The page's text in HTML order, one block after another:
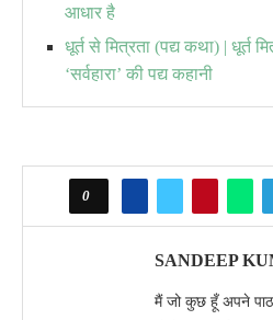
आधार है
धूर्त से मित्रता (पद्य कथा) | धूर्त
‘सर्वहारा’ की पद्य कहानी
0
SANDEEP
मैं जो कुछ हूँ अपने